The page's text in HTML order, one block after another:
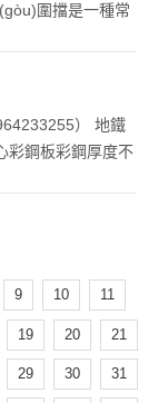
圍擋是一種常
） 地鐵
彩鋼板彩鋼厚度不
9 10 11
19 20 21
29 30 31